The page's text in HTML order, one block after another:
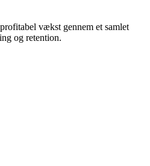
vækst gennem et samlet
og retention.